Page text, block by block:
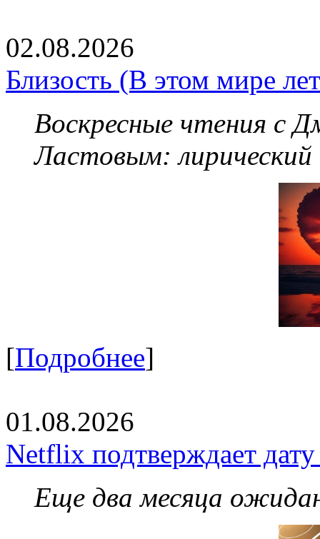
02.08.2026
Близость (В этом мире
Воскресные чтения с
Ластовым:
[Подробнее]
01.08.2026
Netflix подтверждает
Еще два месяца